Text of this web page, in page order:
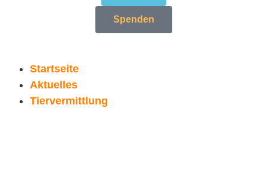
Spenden
Startseite
Aktuelles
Tiervermittlung